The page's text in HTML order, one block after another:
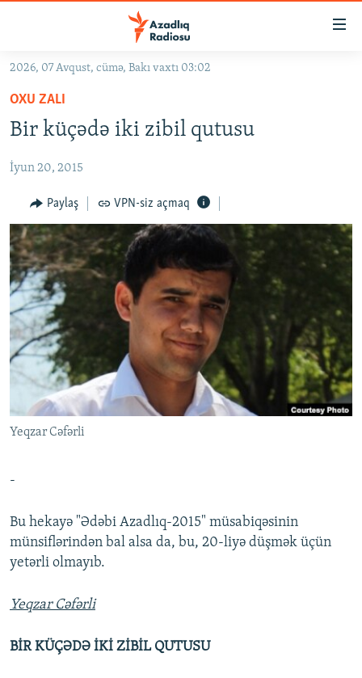
Əsas
qayıt
Əsas
naviqasiyaya
qayıt
#İZAHLA
KORRUPSIOMETR
#ƏSLINDƏ
FƏRQƏ BAX
QANUNI DOĞRU
ARAŞDIRMA
MULTIMEDIA
VIDEO
FOTOQALEREYA
İNFOQRAFIKA
KARIKATURA
RADIO ARXIV
OXU ZALI
AZƏRBAYCAN ƏDƏBIYYATI KITABXANASI
İSLAM VƏ DEMOKRATIYA
İZ - MƏDƏNIYYƏT PROQRAMI
HAQQIMIZDA
MISSIYAMIZ
PEŞƏ ETIKASI VƏ JURNALISTIKA STANDARTLARIMIZ
MATERIALLARIMIZDAN ISTIFADƏ
XƏBƏR BÜLLETENLƏRIMIZ
BIZI IZLƏ
2026, 07 Avqust, cümə, Bakı vaxtı 03:02
OXU ZALI
Bir küçədə iki zibil qutusu
İyun 20, 2015
Paylaş VPN-siz açmaq
Yeqzar Cəfərli
-
Bu hekayə "Ədəbi Azadlıq-2015" müsabiqəsinin
münsiflərindən bal alsa da, bu, 20-liyə düşmək üçün
yetərli olmayıb.
Yeqzar Cəfərli
BİR KÜÇƏDƏ İKİ ZİBİL QUTUSU